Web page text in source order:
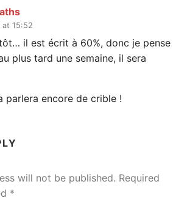
15:52
il est écrit à 60%, donc je pense
plus tard une semaine, il sera
parlera encore de crible !
will not be published. Required
*